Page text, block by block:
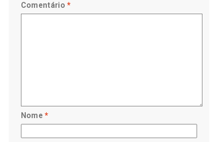
Comentário*
Nome*